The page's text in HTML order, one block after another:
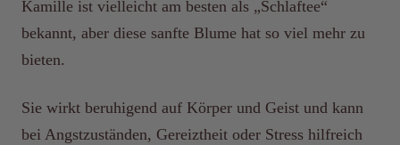
Kamille ist vielleicht am besten als „Schlaftee“
bekannt, aber diese sanfte Blume hat so viel mehr zu
bieten.
Sie wirkt beruhigend auf Körper und Geist und kann
bei Angstzuständen, Gereiztheit oder Stress hilfreich